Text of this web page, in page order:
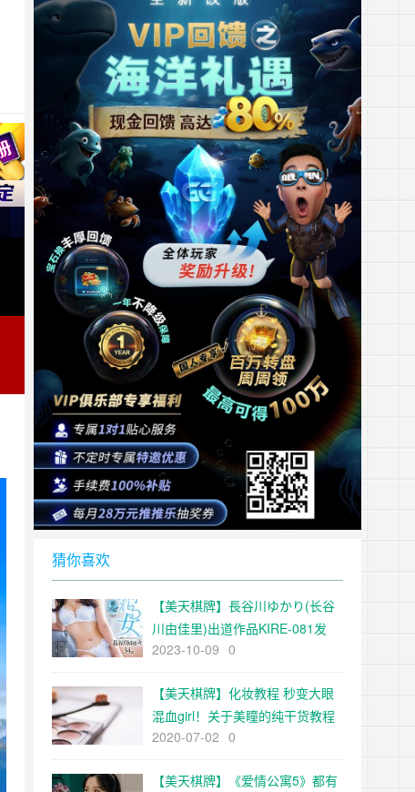
猜你喜欢
【美天棋牌】長谷川ゆかり(长谷
川由佳里)出道作品KIRE-081发
布！这个新人怪怪的！和日本制压
扑克官网】
2023-10-09 0
【美天棋牌】化妆教程 秒变大眼
混血girl！关于美瞳的纯干货教程
2020-07-02 0
【美天棋牌】《爱情公寓5》都有